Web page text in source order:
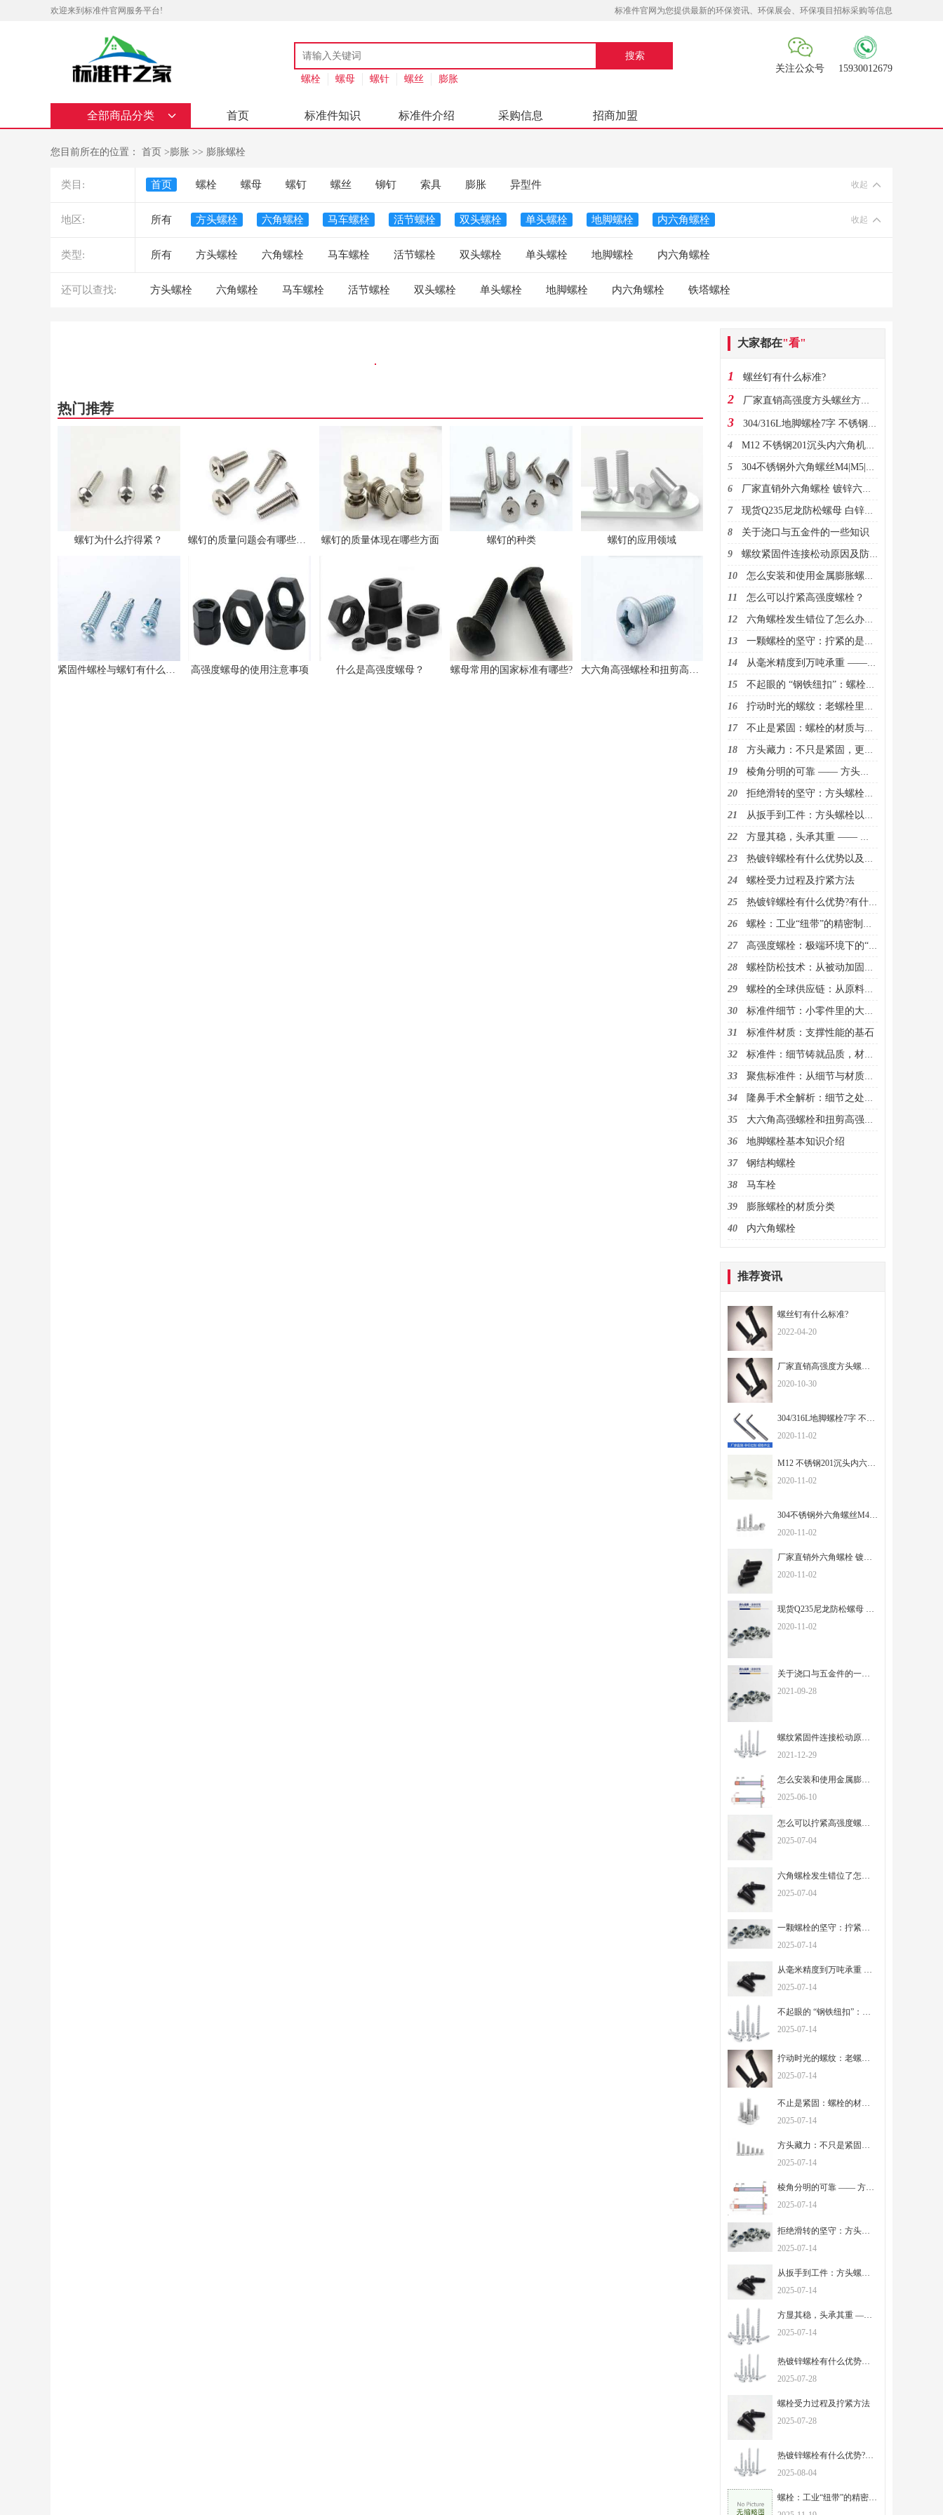
欢迎来到标准件官网服务平台! 标准件官网为您提供最新的环保资讯、环保展会、环保项目招标采购等信息
螺栓 螺母 螺针 螺丝 膨胀
关注公众号 15930012679
全部商品分类 首页 标准件知识 标准件介绍 采购信息 招商加盟
您目前所在的位置： 首页 >膨胀 >> 膨胀螺栓
类目: 首页 螺栓 螺母 螺钉 螺丝 铆钉 索具 膨胀 异型件 收起
地区: 所有 方头螺栓 六角螺栓 马车螺栓 活节螺栓 双头螺栓 单头螺栓 地脚螺栓 内六角螺栓 收起
类型: 所有 方头螺栓 六角螺栓 马车螺栓 活节螺栓 双头螺栓 单头螺栓 地脚螺栓 内六角螺栓
还可以查找: 方头螺栓 六角螺栓 马车螺栓 活节螺栓 双头螺栓 单头螺栓 地脚螺栓 内六角螺栓 铁塔螺栓
热门推荐
螺钉为什么拧得紧？ 螺钉的质量问题会有哪些影响 螺钉的质量体现在哪些方面 螺钉的种类 螺钉的应用领域
紧固件螺栓与螺钉有什么不同之处 高强度螺母的使用注意事项 什么是高强度螺母？ 螺母常用的国家标准有哪些? 大六角高强螺栓和扭剪高强螺栓的区别
大家都在"看"
1 螺丝钉有什么标准?
2 厂家直销高强度方头螺丝方头螺栓
3 304/316L地脚螺栓7字 不锈钢9字预埋螺丝 GB799地脚栓机械螺丝M20
4 M12 不锈钢201沉头内六角机螺钉 平头内六角螺丝 DIN7991厂家直销
5 304不锈钢外六角螺丝M4|M5|M6|M8 DIN933厂家批发全牙六角螺栓
6 厂家直销外六角螺栓 镀锌六角螺栓 高强度六角螺栓 可订做螺栓
7 现货Q235尼龙防松螺母 白锌自锁螺母M3M4M5M6M8M10M12
8 关于浇口与五金件的一些知识
9 螺纹紧固件连接松动原因及防松常用结构
10 怎么安装和使用金属膨胀螺栓？
11 怎么可以拧紧高强度螺栓？
12 六角螺栓发生错位了怎么办？该怎么避免！
13 一颗螺栓的坚守：拧紧的是连接，扛起的是信任
14 从毫米精度到万吨承重 —— 螺栓里藏着的工业密码
15 不起眼的 “钢铁纽扣”：螺栓如何串联起世界的骨架
16 拧动时光的螺纹：老螺栓里藏着的工程记忆
17 不止是紧固：螺栓的材质与工艺，定义着安全的边界
18 方头藏力：不只是紧固，更是工业连接里的踏实担当
19 棱角分明的可靠 —— 方头螺栓，在细节处锚定工程安全
20 拒绝滑转的坚守：方头螺栓的独特设计，承载千斤之力
21 从扳手到工件：方头螺栓以棱角为证，筑牢连接的根基
22 方显其稳，头承其重 —— 解密方头螺栓的工业实用哲学
23 热镀锌螺栓有什么优势以及用途？
24 螺栓受力过程及拧紧方法
25 热镀锌螺栓有什么优势?有什么用途？
26 螺栓：工业“纽带”的精密制造与多元应用
27 高强度螺栓：极端环境下的“钢铁卫士”
28 螺栓防松技术：从被动加固到主动监测的进化
29 螺栓的全球供应链：从原料到终端的协同网络
30 标准件细节：小零件里的大乾坤
31 标准件材质：支撑性能的基石
32 标准件：细节铸就品质，材质决定性能
33 聚焦标准件：从细节与材质洞察品质奥秘
34 隆鼻手术全解析：细节之处成就精致美鼻
35 大六角高强螺栓和扭剪高强螺栓的区别
36 地脚螺栓基本知识介绍
37 钢结构螺栓
38 马车栓
39 膨胀螺栓的材质分类
40 内六角螺栓
推荐资讯
螺丝钉有什么标准?
2022-04-20
厂家直销高强度方头螺丝方头螺栓
2020-10-30
304/316L地脚螺栓7字 不锈钢9字预埋螺丝 GB799地脚栓机械螺丝M20
2020-11-02
M12 不锈钢201沉头内六角机螺钉 平头内六角螺丝 DIN7991厂家直销
2020-11-02
304不锈钢外六角螺丝M4|M5|M6|M8 DIN933厂家批发全牙六角螺栓
2020-11-02
厂家直销外六角螺栓 镀锌六角螺栓 高强度六角螺栓 可订做螺栓
2020-11-02
现货Q235尼龙防松螺母 白锌自锁螺母M3M4M5M6M8M10M12
2020-11-02
关于浇口与五金件的一些知识
2021-09-28
螺纹紧固件连接松动原因及防松常用结构
2021-12-29
怎么安装和使用金属膨胀螺栓？
2025-06-10
怎么可以拧紧高强度螺栓？
2025-07-04
六角螺栓发生错位了怎么办？该怎么避免！
2025-07-04
一颗螺栓的坚守：拧紧的是连接，扛起的是信任
2025-07-14
2025-07-14
不起眼的 “钢铁纽扣”：螺栓如何串联起世界的骨架
2025-07-14
拧动时光的螺纹：老螺栓里藏着的工程记忆
2025-07-14
不止是紧固：螺栓的材质与工艺，定义着安全的边界
2025-07-14
方头藏力：不只是紧固，更是工业连接里的踏实担当
2025-07-14
棱角分明的可靠 —— 方头螺栓，在细节处锚定工程安全
2025-07-14
拒绝滑转的坚守：方头螺栓的独特设计，承载千斤之力
2025-07-14
2025-07-14
方显其稳，头承其重 —— 解密方头螺栓的工业实用哲学
2025-07-14
热镀锌螺栓有什么优势以及用途？
2025-07-28
螺栓受力过程及拧紧方法
2025-07-28
热镀锌螺栓有什么优势?有什么用途？
2025-08-04
螺栓：工业“纽带”的精密制造与多元应用